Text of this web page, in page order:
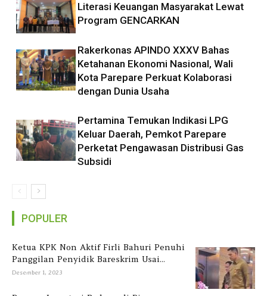
Literasi Keuangan Masyarakat Lewat
Program GENCARKAN
Rakerkonas APINDO XXXV Bahas
Ketahanan Ekonomi Nasional, Wali
Kota Parepare Perkuat Kolaborasi
dengan Dunia Usaha
Pertamina Temukan Indikasi LPG
Keluar Daerah, Pemkot Parepare
Perketat Pengawasan Distribusi Gas
Subsidi
POPULER
Ketua KPK Non Aktif Firli Bahuri Penuhi
Panggilan Penyidik Bareskrim Usai...
Desember 1, 2023